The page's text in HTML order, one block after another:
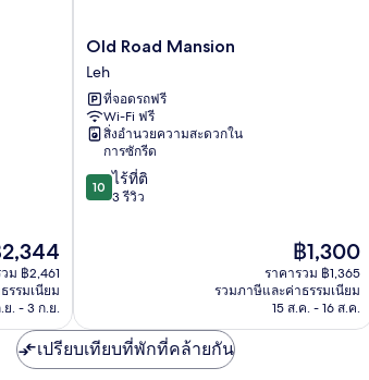
คา
จุบัน
ม ฿2,461
รรมเนียม
ย. - 3 ก.ย.
Old
Road
Mansion
Leh
Old Road Mansion
Leh
ที่จอดรถฟรี
Wi-Fi ฟรี
สิ่งอำนวยความสะดวกใน
การซักรีด
10.0
จาก
10 ไร้ที่ติ
3 รีวิว
ราคา
ปัจจุบัน
คือ
฿1,300
฿1,300
ราคารวม ฿1,365
รวมภาษีและค่าธรรมเนียม
15 ส.ค. - 16 ส.ค.
เปรียบเทียบที่พักที่คล้ายกัน